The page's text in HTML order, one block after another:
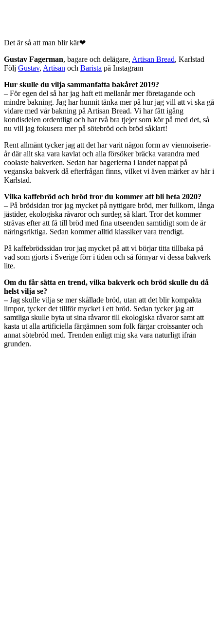
Det är så att man blir kär❤
Gustav Fagerman, bagare och delägare, Artisan Bread, Karlstad
Följ Gustav, Artisan och Barista på Instagram
Hur skulle du vilja sammanfatta bakåret 2019?
– För egen del så har jag haft ett mellanår mer företagande och
mindre bakning. Jag har hunnit tänka mer på hur jag vill att vi ska gå
vidare med vår bakning på Artisan Bread. Vi har fått igång
kondisdelen ordentligt och har två bra tjejer som kör på med det, så
nu vill jag fokusera mer på sötebröd och bröd såklart!
Rent allmänt tycker jag att det har varit någon form av viennoiserie-
år där allt ska vara kavlat och alla försöker bräcka varandra med
coolaste bakverken. Sedan har bagerierna i landet nappat på
veganska bakverk då efterfrågan finns, vilket vi även märker av här i
Karlstad.
Vilka kaffebröd och bröd tror du kommer att bli heta 2020?
– På brödsidan tror jag mycket på nyttigare bröd, mer fullkorn, långa
jästider, ekologiska råvaror och surdeg så klart. Tror det kommer
strävas efter att få till bröd med fina utseenden samtidigt som de är
näringsriktiga. Sedan kommer alltid klassiker vara trendigt.
På kaffebrödssidan tror jag mycket på att vi börjar titta tillbaka på
vad som gjorts i Sverige förr i tiden och så förnyar vi dessa bakverk
lite.
Om du får sätta en trend, vilka bakverk och bröd skulle du då
helst vilja se?
–Jag skulle vilja se mer skållade bröd, utan att det blir kompakta
limpor, tycker det tillför mycket i ett bröd. Sedan tycker jag att
samtliga skulle byta ut sina råvaror till ekologiska råvaror samt att
kasta ut alla artificiella färgämnen som folk färgar croissanter och
annat sötebröd med. Trenden enligt mig ska vara naturligt ifrån
grunden.